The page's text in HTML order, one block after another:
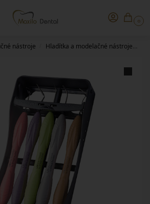
0
nástroje Hladítka a modelačné nástroje